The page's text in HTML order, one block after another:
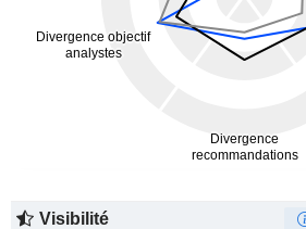
Visibilité